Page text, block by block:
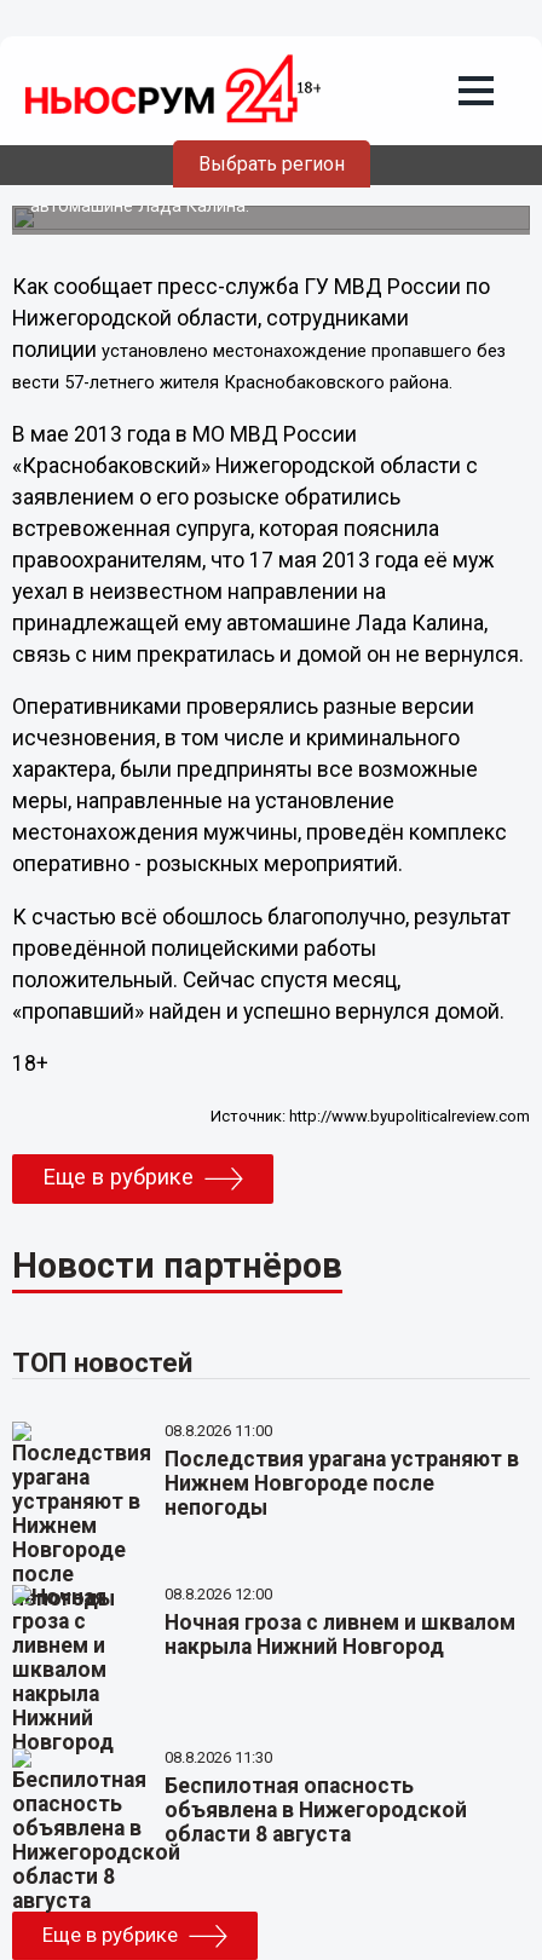
Выбрать регион
Полицейские вернули нижегородке
уехавшего из дома на машине мужа
17 мая житель Краснобаковского района уехал из дома
в неизвестном направлении на принадлежащей ему
автомашине Лада Калина.
Как сообщает пресс-служба ГУ МВД России по
Нижегородской области, сотрудниками
полиции установлено местонахождение пропавшего без
вести 57-летнего жителя Краснобаковского района.
В мае 2013 года в МО МВД России
«Краснобаковский» Нижегородской области с
заявлением о его розыске обратились
встревоженная супруга, которая пояснила
правоохранителям, что 17 мая 2013 года её муж
уехал в неизвестном направлении на
принадлежащей ему автомашине Лада Калина,
связь с ним прекратилась и домой он не вернулся.
Оперативниками проверялись разные версии
исчезновения, в том числе и криминального
характера, были предприняты все возможные
меры, направленные на установление
местонахождения мужчины, проведён комплекс
оперативно - розыскных мероприятий.
К счастью всё обошлось благополучно, результат
проведённой полицейскими работы
положительный. Сейчас спустя месяц,
«пропавший» найден и успешно вернулся домой.
18+
Источник: http://www.byupoliticalreview.com
Еще в рубрике
Новости партнёров
ТОП новостей
08.8.2026 11:00
Последствия урагана устраняют в
Нижнем Новгороде после
непогоды
08.8.2026 12:00
Ночная гроза с ливнем и шквалом
накрыла Нижний Новгород
08.8.2026 11:30
Беспилотная опасность
объявлена в Нижегородской
области 8 августа
Еще в рубрике